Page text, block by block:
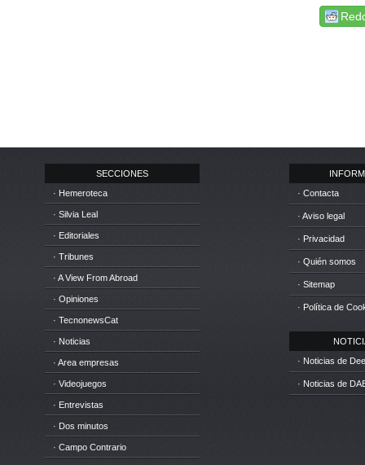
SECCIONES
· Hemeroteca
· Silvia Leal
· Editoriales
· Tribunes
· A View From Abroad
· Opiniones
· TecnonewsCat
· Noticias
· Area empresas
· Videojuegos
· Entrevistas
· Dos minutos
· Campo Contrario
· Contacta
· Aviso legal
· Privacidad
· Quién somos
· Sitemap
· Política de
· Noticias de
· Noticias de